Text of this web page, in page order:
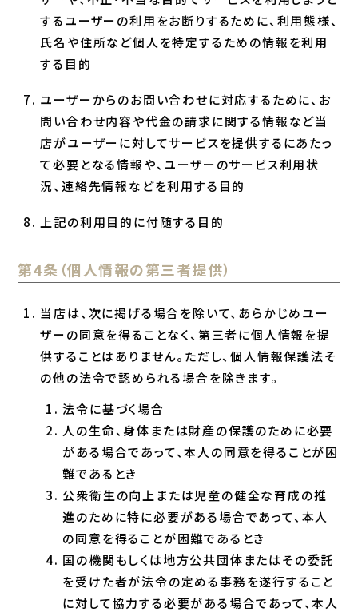
するユーザーの利用をお断りするために、利用態様、
氏名や住所など個人を特定するための情報を利用
する目的
ユーザーからのお問い合わせに対応するために、お
問い合わせ内容や代金の請求に関する情報など当
店がユーザーに対してサービスを提供するにあたっ
て必要となる情報や、ユーザーのサービス利用状
況、連絡先情報などを利用する目的
上記の利用目的に付随する目的
第4条（個人情報の第三者提供）
当店は、次に掲げる場合を除いて、あらかじめユー
ザーの同意を得ることなく、第三者に個人情報を提
供することはありません。ただし、個人情報保護法そ
の他の法令で認められる場合を除きます。
法令に基づく場合
人の生命、身体または財産の保護のために必要
がある場合であって、本人の同意を得ることが困
難であるとき
公衆衛生の向上または児童の健全な育成の推
進のために特に必要がある場合であって、本人
の同意を得ることが困難であるとき
国の機関もしくは地方公共団体またはその委託
を受けた者が法令の定める事務を遂行すること
に対して協力する必要がある場合であって、本人